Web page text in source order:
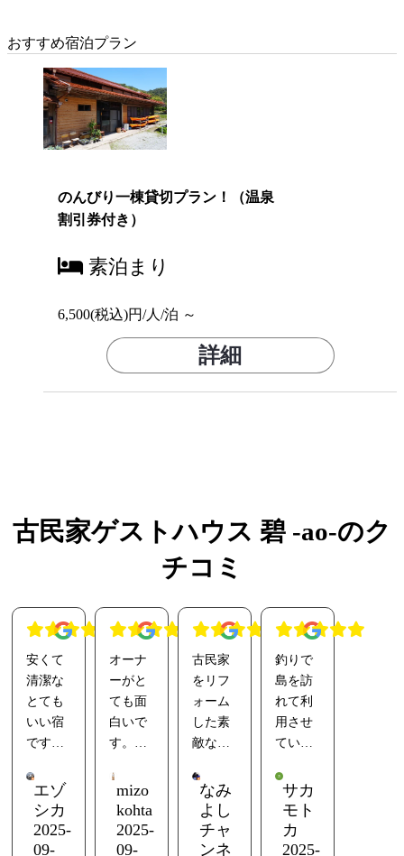
おすすめ宿泊プラン
のんびり一棟貸切プラン！（温泉
割引券付き）
素泊まり
6,500(税込)円/人/泊 ～
詳細
古民家ゲストハウス 碧 -ao-のク
チコミ
安くて
清潔な
とても
いい宿
です！
食器、
キッチ
ン、炊
飯器、
エゾ
シカ
2025-
09-
オーナ
ーがと
ても面
白いで
す。
ても上
手なの
で騙さ
れない
mizo
kohta
2025-
09-
古民家
をリフ
ォーム
した素
敵なお
た。近
くの温
泉の割
引券貰
なみ
よし
チャ
ンネ
釣りで
島を訪
れて利
用させ
ていた
した。
釣りの
情報も
教えて
サカ
モト
カ
2025-